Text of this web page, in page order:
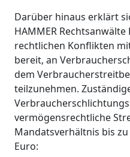
Darüber hinaus erklärt
HAMMER
rechtlichen Konflikten
bereit, an
dem
teilzunehmen.
vermögensrechtliche
Mandatsverhältnis bis
Euro: